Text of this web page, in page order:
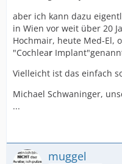
aber ich kann dazu
in Wien vor weit über 20
Hochmair, heute Med-El,
"Cochlear
Vielleicht ist das einfach
Michael Schwaninger,
...
muggel